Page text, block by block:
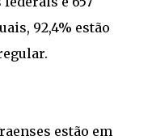
92,4% estão
estão em